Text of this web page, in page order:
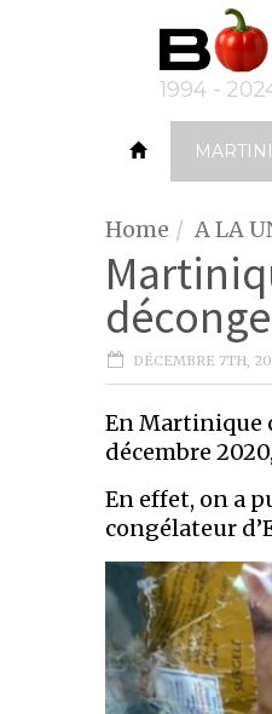
Home A LA
DÉCEMBRE 7TH,
En Martinique
décembre 2020,
En effet, on a
congélateur